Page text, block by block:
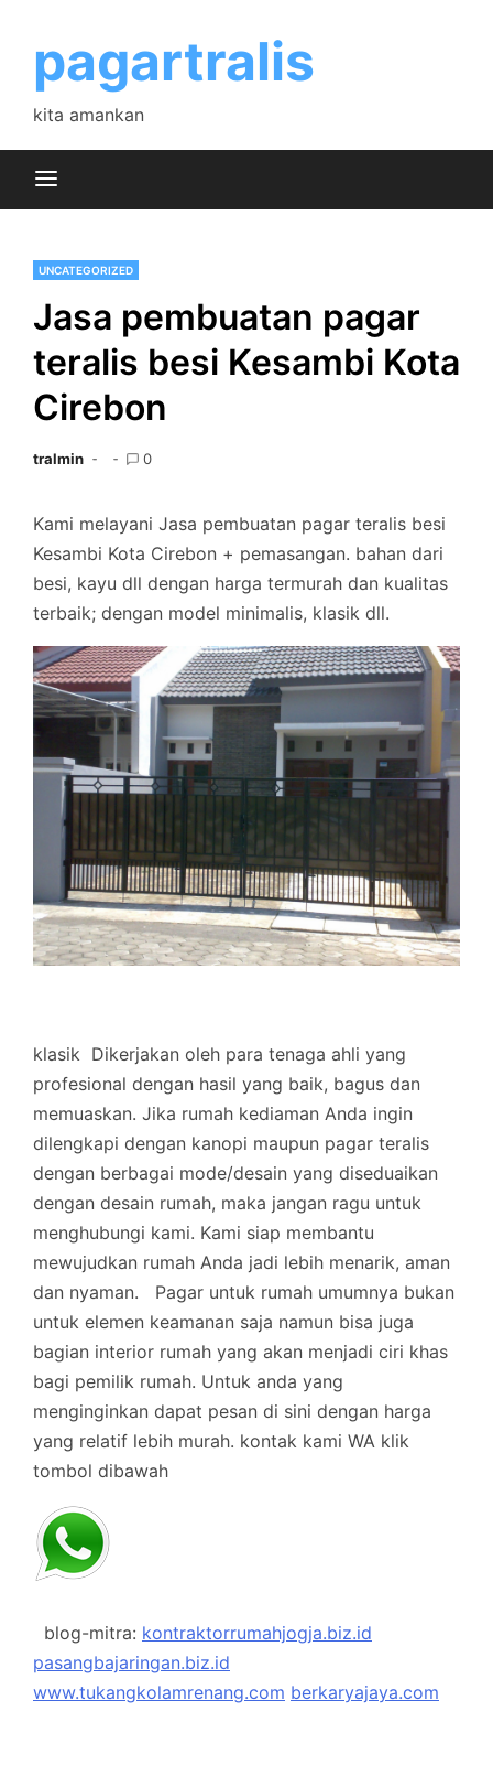
contentpagartralis
kita amankan
UNCATEGORIZED
Jasa pembuatan pagar
teralis besi Kesambi Kota
Cirebon
tralmin 0
Kami melayani Jasa pembuatan pagar teralis besi
Kesambi Kota Cirebon + pemasangan. bahan dari
besi, kayu dll dengan harga termurah dan kualitas
terbaik; dengan model minimalis, klasik dll.
klasik Dikerjakan oleh para tenaga ahli yang
profesional dengan hasil yang baik, bagus dan
memuaskan. Jika rumah kediaman Anda ingin
dilengkapi dengan kanopi maupun pagar teralis
dengan berbagai mode/desain yang diseduaikan
dengan desain rumah, maka jangan ragu untuk
menghubungi kami. Kami siap membantu
mewujudkan rumah Anda jadi lebih menarik, aman
dan nyaman.
Pagar untuk rumah umumnya bukan
untuk elemen keamanan saja namun bisa juga
bagian interior rumah yang akan menjadi ciri khas
bagi pemilik rumah. Untuk anda yang
menginginkan dapat pesan di sini dengan harga
yang relatif lebih murah. kontak kami WA klik
tombol dibawah
blog-mitra: kontraktorrumahjogja.biz.id
pasangbajaringan.biz.id
www.tukangkolamrenang.com berkaryajaya.com